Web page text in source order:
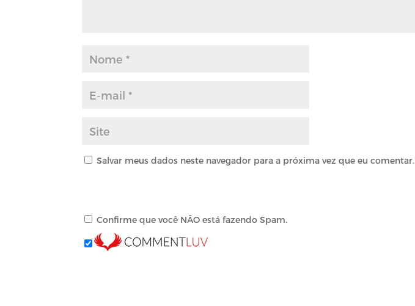
Salvar meus dados neste navegador para a próxima vez que eu comentar.
Confirme que você NÃO está fazendo Spam.